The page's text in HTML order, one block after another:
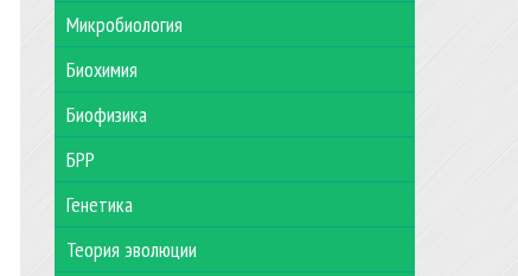
Микробиология
Биохимия
Биофизика
БРР
Генетика
Теория эволюции